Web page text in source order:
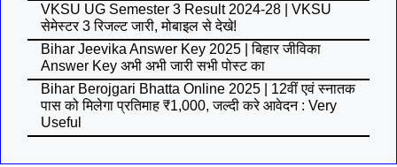
VKSU UG Semester 3 Result 2024-28 | VKSU
सेमेस्टर 3 रिजल्ट जारी, मोबाइल से देखे!
Bihar Jeevika Answer Key 2025 | बिहार जीविका
Answer Key अभी अभी जारी सभी पोस्ट का
Bihar Berojgari Bhatta Online 2025 | 12वीं एवं स्नातक
पास को मिलेगा प्रतिमाह ₹1,000, जल्दी करे आवेदन : Very
Useful